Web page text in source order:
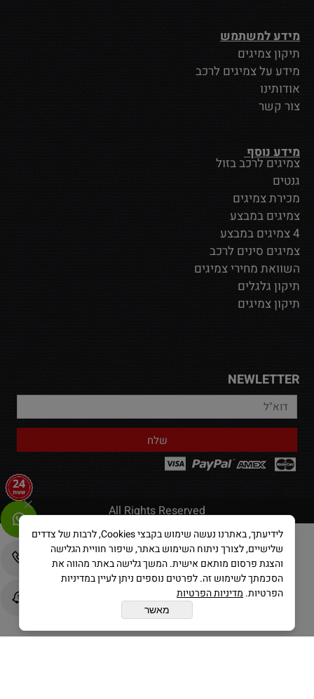
מידע למשתמש
תיקון צמיגים
מידע על צמיגים לרכב
אודותינו
צור קשר
מידע נוסף
צמיגים לרכב בזול
גנטים
מכירת צמיגים
צמיגים במבצע
4 צמיגים במבצע
צמיגים סינים לרכב
השוואת מחירי צמיגים
תיקון גלגלים
תיקון צמיגים
NEWLETTER
All Rights Reserved
בניית אתרים
לידיעתך, באתרנו נעשה שימוש בקבצי Cookies, לרבות של צדדים
שלישיים, לצורך ניתוח השימוש באתר, שיפור חוויית הגלישה
והצגת פרסום מותאם אישית. המשך גלישה באתר מהווה את
הסכמתך לשימוש זה. לפרטים נוספים ניתן לעיין במדיניות
הפרטיות. מדיניות הפרטיות
מאשר